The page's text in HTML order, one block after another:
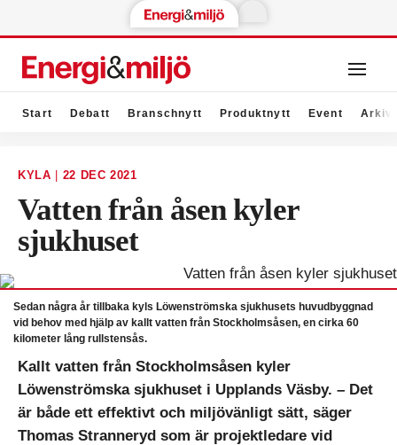
Start Debatt Branschnytt Produktnytt Event Arkiv
KYLA 22 DEC 2021
Vatten från åsen kyler
sjukhuset
Sedan några år tillbaka kyls Löwenströmska sjukhusets huvudbyggnad
vid behov med hjälp av kallt vatten från Stockholmsåsen, en cirka 60
kilometer lång rullstensås.
Kallt vatten från Stockholmsåsen kyler
Löwenströmska sjukhuset i Upplands Väsby. – Det
är både ett effektivt och miljövänligt sätt, säger
Thomas Stranneryd som är projektledare vid